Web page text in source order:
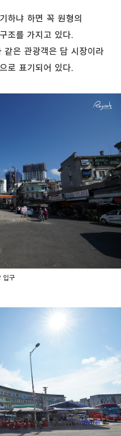
하냐 하면 꼭 원형의
조를 가지고 있다.
같은 관광객은 담 시장이라
로 표기되어 있다.
입구